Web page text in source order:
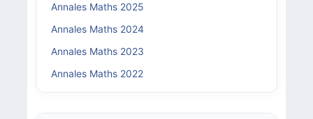
Annales Maths 2025
Annales Maths 2024
Annales Maths 2023
Annales Maths 2022